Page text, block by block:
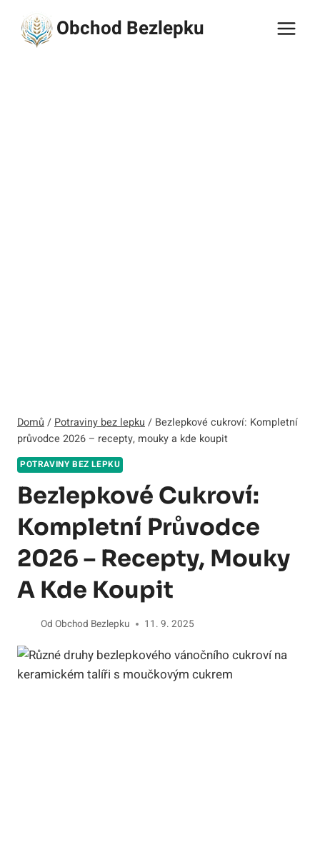
obsah
Obchod Bezlepku
Domů / Potraviny bez lepku / Bezlepkové cukroví: Kompletní
průvodce 2026 – recepty, mouky a kde koupit
POTRAVINY BEZ LEPKU
Bezlepkové Cukroví:
Kompletní Průvodce
2026 – Recepty, Mouky
A Kde Koupit
Od Obchod Bezlepku 11. 9. 2025